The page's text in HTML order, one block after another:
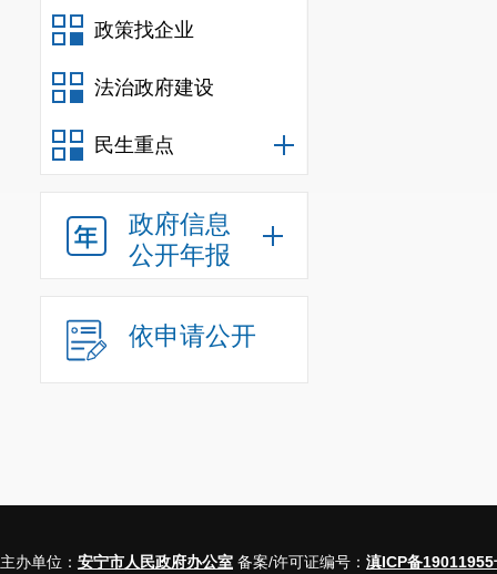
政策找企业
法治政府建设
民生重点
政府信息
公开年报
依申请公开
主办单位： 安宁市人民政府办公室 备案/许可证编号： 滇ICP备